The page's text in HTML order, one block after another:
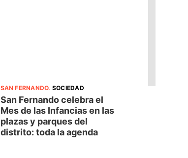
SAN FERNANDO. SOCIEDAD
San Fernando celebra el
Mes de las Infancias en las
plazas y parques del
distrito: toda la agenda